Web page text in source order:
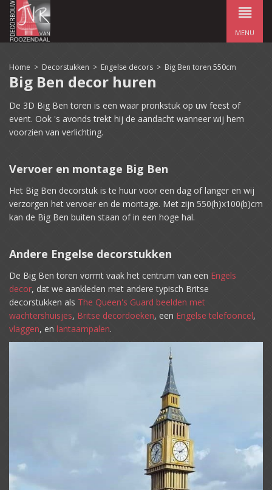
MENU
Home > Decorstukken > Engelse decors > Big Ben toren 550cm
Big Ben decor huren
De 3D Big Ben toren is een waar pronkstuk op uw feest of
event. Ook 's avonds trekt hij de aandacht wanneer wij hem
voorzien van verlichting.
Vervoer en montage Big Ben
Het Big Ben decorstuk is te huur voor een dag of langer en wij
verzorgen het vervoer en de montage. Met zijn 550(h)x100(b)cm
kan de Big Ben buiten staan of in een hoge hal.
Andere Engelse decorstukken
De Big Ben toren vormt vaak het centrum van een Engels
decor, dat we aankleden met andere typisch Britse
decorstukken als The Queen's Guard beelden met
wachtershuisjes, Britse decordoeken, een Engelse telefooncel,
vlaggen, en lantaarnpalen.